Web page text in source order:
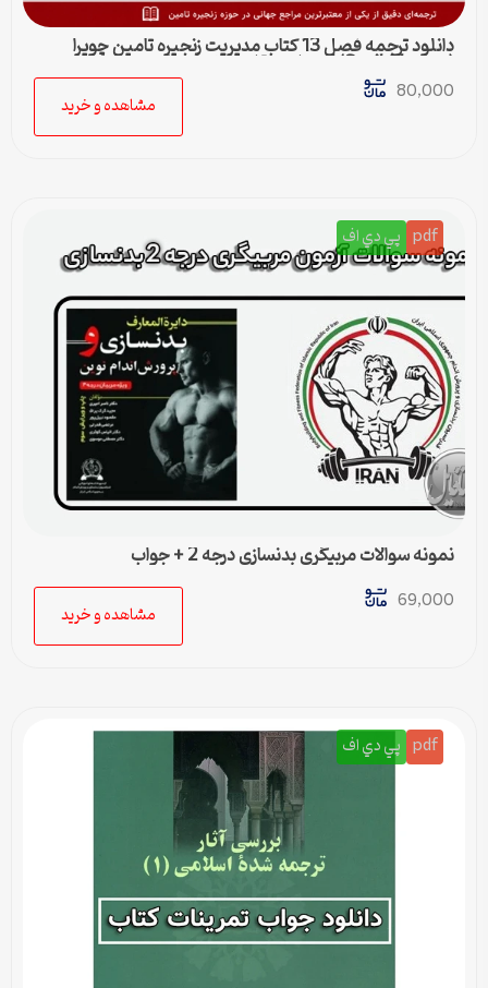
دانلود ترجمه فصل 13 کتاب مدیریت زنجیره تامین چوپرا
(Sunil Chopra) | حمل و نقل در زنجیره تامین
80,000
مشاهده و خرید
pdf پي دي اف
نمونه سوالات مربیگری بدنسازی درجه 2 + جواب
69,000
مشاهده و خرید
pdf پي دي اف